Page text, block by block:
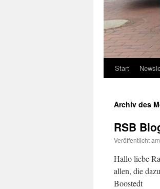
Start
Archiv des
RSB
Veröffentlicht am
Hallo liebe
allen, die
Boostedt